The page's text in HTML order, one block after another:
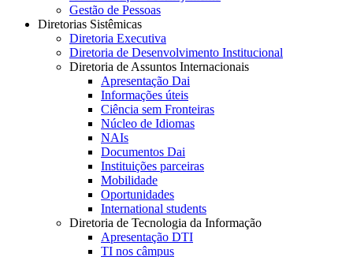
Gestão de Pessoas
Diretorias Sistêmicas
Diretoria Executiva
Diretoria de Desenvolvimento Institucional
Diretoria de Assuntos Internacionais
Apresentação Dai
Informações úteis
Ciência sem Fronteiras
Núcleo de Idiomas
NAIs
Documentos Dai
Instituições parceiras
Mobilidade
Oportunidades
International students
Diretoria de Tecnologia da Informação
Apresentação DTI
TI nos câmpus